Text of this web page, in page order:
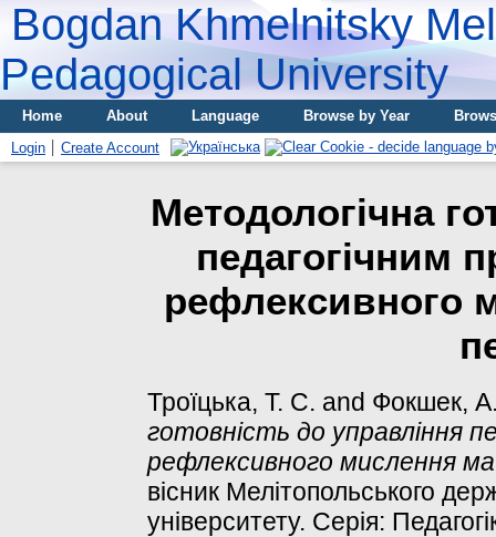
Bogdan Khmelnitsky
Pedagogical University
Home About Language Browse by Year
Login
Create Account
Методологічна
педагогічним
рефлексивного
Троїцька, Т. С. and Фокшек,
готовність до управління
рефлексивного мислення
вісник Мелітопольського
університету. Серія: